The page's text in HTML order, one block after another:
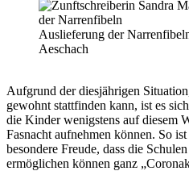
Auslieferung der
Aeschach
Aufgrund der diesjährigen
gewohnt stattfinden kann, ist es
die Kinder wenigstens auf diesem
Fasnacht aufnehmen können. So
besondere Freude, dass die
ermöglichen können ganz